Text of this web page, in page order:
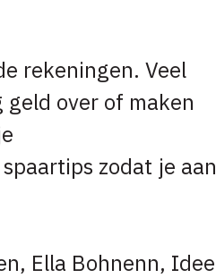
rekeningen. Veel
over of maken
zodat je aan
Ella Bohnenn, Idee